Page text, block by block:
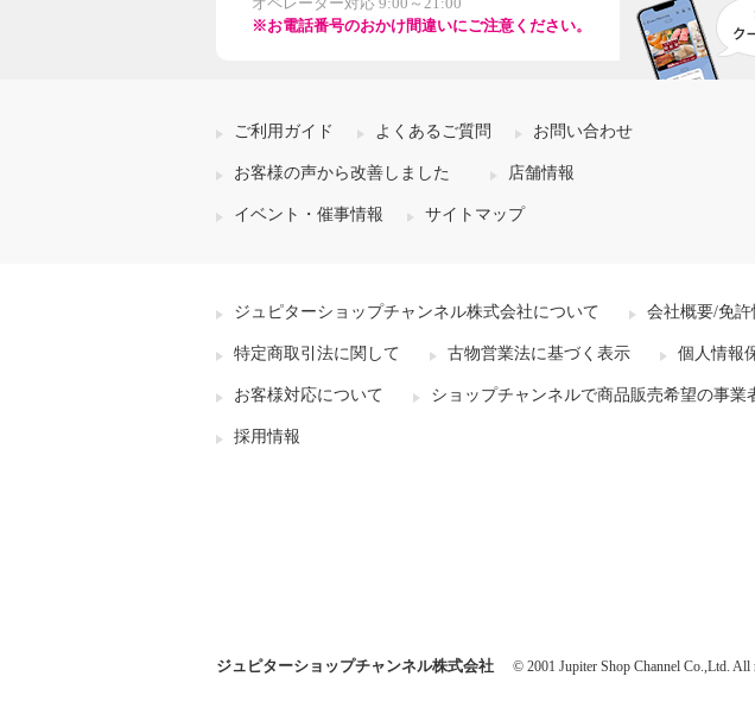
※お電話番号のおかけ間違いにご注意ください。
ご利用ガイド よくあるご質問 お問い合わせ
お客様の声から改善しました 店舗情報
イベント・催事情報 サイトマップ
ジュピターショップチャンネル株式会社について 会社概要/免許
特定商取引法に関して 古物営業法に基づく表示 個人情報
お客様対応について ショップチャンネルで商品販売希望の事業
採用情報
ジュピターショップチャンネル株式会社 © 2001 Jupiter Shop Channel Co.,Ltd. All